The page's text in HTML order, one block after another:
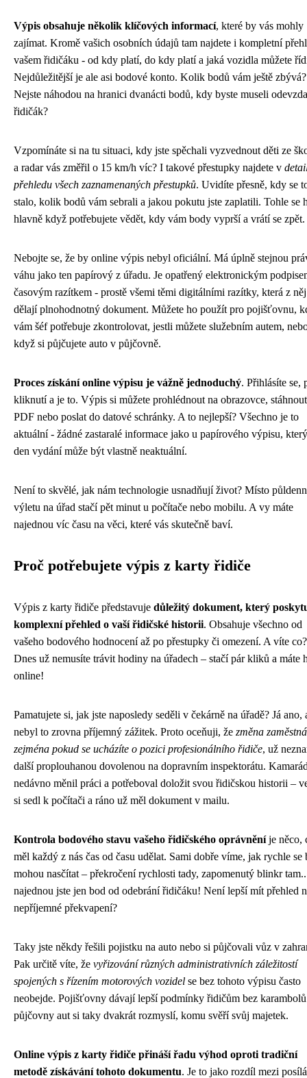
Výpis obsahuje několik klíčových informací, které by vás mohly
zajímat. Kromě vašich osobních údajů tam najdete i kompletní
vašem řidičáku - od kdy platí, do kdy platí a jaká vozidla můžete
Nejdůležitější je ale asi bodové konto. Kolik bodů vám ještě zbývá?
Nejste náhodou na hranici dvanácti bodů, kdy byste museli
řidičák?
Vzpomínáte si na tu situaci, kdy jste spěchali vyzvednout děti ze
a radar vás změřil o 15 km/h víc? I takové přestupky najdete v
přehledu všech zaznamenaných přestupků. Uvidíte přesně, kdy se
stalo, kolik bodů vám sebrali a jakou pokutu jste zaplatili. Tohle se
hlavně když potřebujete vědět, kdy vám body vyprší a vrátí se zpět.
Nebojte se, že by online výpis nebyl oficiální. Má úplně stejnou
váhu jako ten papírový z úřadu. Je opatřený elektronickým
časovým razítkem - prostě všemi těmi digitálními razítky, která z něj
dělají plnohodnotný dokument. Můžete ho použít pro pojišťovnu,
vám šéf potřebuje zkontrolovat, jestli můžete služebním autem,
když si půjčujete auto v půjčovně.
Proces získání online výpisu je vážně jednoduchý. Přihlásíte se,
kliknutí a je to. Výpis si můžete prohlédnout na obrazovce,
PDF nebo poslat do datové schránky. A to nejlepší? Všechno je to
aktuální - žádné zastaralé informace jako u papírového výpisu,
den vydání může být vlastně neaktuální.
Není to skvělé, jak nám technologie usnadňují život? Místo
výletu na úřad stačí pět minut u počítače nebo mobilu. A vy máte
najednou víc času na věci, které vás skutečně baví.
Proč potřebujete výpis z karty řidiče
Výpis z karty řidiče představuje důležitý dokument, který
komplexní přehled o vaší řidičské historii. Obsahuje všechno od
vašeho bodového hodnocení až po přestupky či omezení. A víte co?
Dnes už nemusíte trávit hodiny na úřadech – stačí pár kliků a máte
online!
Pamatujete si, jak jste naposledy seděli v čekárně na úřadě? Já ano,
nebyl to zrovna příjemný zážitek. Proto oceňuji, že změna
zejména pokud se ucházíte o pozici profesionálního řidiče, už
další proplouhanou dovolenou na dopravním inspektorátu.
nedávno měnil práci a potřeboval doložit svou řidičskou historii –
si sedl k počítači a ráno už měl dokument v mailu.
Kontrola bodového stavu vašeho řidičského oprávněníje něco,
měl každý z nás čas od času udělat. Sami dobře víme, jak rychle se
mohou nasčítat – překročení rychlosti tady, zapomenutý blinkr
najednou jste jen bod od odebrání řidičáku! Není lepší mít přehled
nepříjemné překvapení?
Taky jste někdy řešili pojistku na auto nebo si půjčovali vůz v
Pak určitě víte, že vyřizování různých administrativních záležitostí
spojených s řízením motorových vozidel se bez tohoto výpisu často
neobejde. Pojišťovny dávají lepší podmínky řidičům bez
půjčovny aut si taky dvakrát rozmyslí, komu svěří svůj majetek.
Online výpis z karty řidiče přináší řadu výhod oproti tradiční
metodě získávání tohoto dokumentu. Je to jako rozdíl mezi